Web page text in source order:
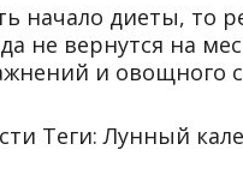
начало диеты, то
не вернутся на
и овощного
Теги: Лунный